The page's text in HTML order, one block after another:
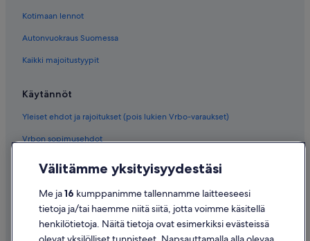
Kotimaan lennot
Autonvuokraus Suomessa
Kaikki majoitustyypit
Käytännöt
Yleiset ehdot ja rajoitukset (pois lukien Vrbo-varaukset)
Vrbon sopimusehdot
Evästeet
Käyttöehdot
Välitämme yksityisyydestäsi
Me ja16 kumppanimme tallennamme laitteeseesi
tietoja ja/tai haemme niitä siitä, jotta voimme käsitellä
henkilötietoja. Näitä tietoja ovat esimerkiksi evästeissä